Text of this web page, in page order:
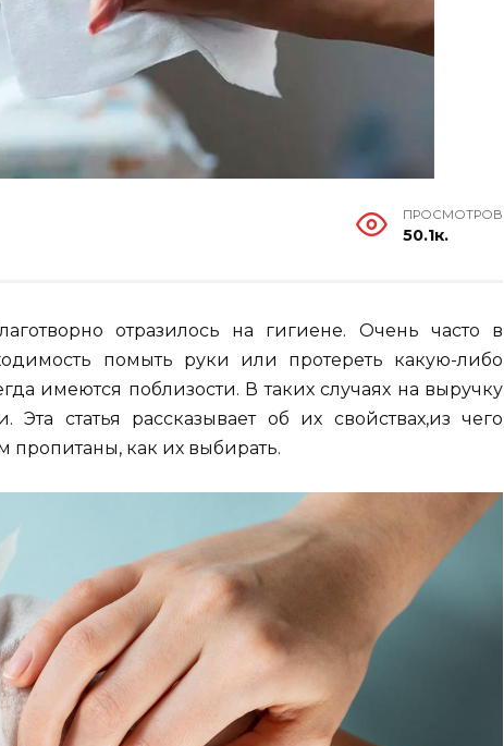
ПРОСМОТРОВ
50.1к.
отразилось на гигиене. Очень часто в
помыть руки или протереть какую-либо
имеются поблизости. В таких случаях на выручку
Эта статья рассказывает об их свойствах,из чего
пропитаны, как их выбирать.